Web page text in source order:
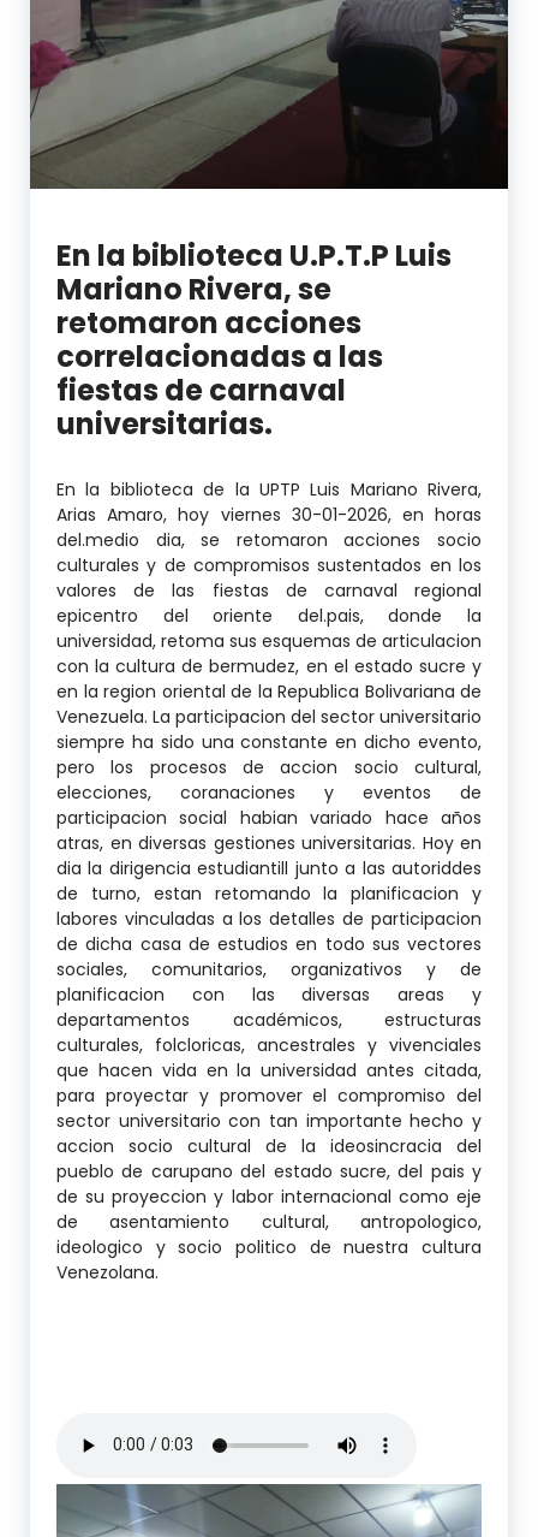
En la biblioteca U.P.T.P Luis
Mariano Rivera, se
retomaron acciones
correlacionadas a las
fiestas de carnaval
universitarias.
En la biblioteca de la UPTP Luis Mariano Rivera,
Arias Amaro, hoy viernes 30-01-2026, en horas
del.medio dia, se retomaron acciones socio
culturales y de compromisos sustentados en los
valores de las fiestas de carnaval regional
epicentro del oriente del.pais, donde la
universidad, retoma sus esquemas de articulacion
con la cultura de bermudez, en el estado sucre y
en la region oriental de la Republica Bolivariana de
Venezuela. La participacion del sector universitario
siempre ha sido una constante en dicho evento,
pero los procesos de accion socio cultural,
elecciones, coranaciones y eventos de
participacion social habian variado hace años
atras, en diversas gestiones universitarias. Hoy en
dia la dirigencia estudiantill junto a las autoriddes
de turno, estan retomando la planificacion y
labores vinculadas a los detalles de participacion
de dicha casa de estudios en todo sus vectores
sociales, comunitarios, organizativos y de
planificacion con las diversas areas y
departamentos académicos, estructuras
culturales, folcloricas, ancestrales y vivenciales
que hacen vida en la universidad antes citada,
para proyectar y promover el compromiso del
sector universitario con tan importante hecho y
accion socio cultural de la ideosincracia del
pueblo de carupano del estado sucre, del pais y
de su proyeccion y labor internacional como eje
de asentamiento cultural, antropologico,
ideologico y socio politico de nuestra cultura
Venezolana.